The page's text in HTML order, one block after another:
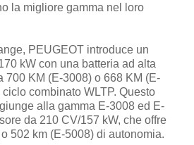
la migliore gamma nel loro
PEUGEOT introduce un
kW con una batteria ad alta
700 KM (E-3008) o 668 KM (E-
combinato WLTP. Questo
alla gamma E-3008 ed E-
da 210 CV/157 kW, che offre
502 km (E-5008) di autonomia.